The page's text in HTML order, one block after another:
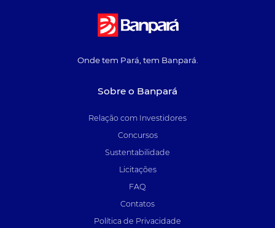
Onde tem Pará, tem Banpará.
Sobre o Banpará
Relação com Investidores
Concursos
Sustentabilidade
Licitações
FAQ
Contatos
Política de Privacidade